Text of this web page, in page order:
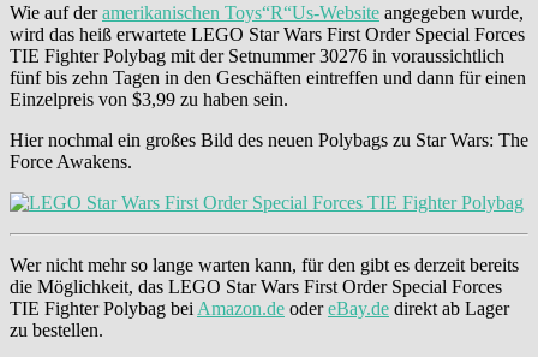
Wie auf deramerikanischen Toys“R“Us-Website angegeben wurde,
wird das heiß erwartete LEGO Star Wars First Order Special Forces
TIE Fighter Polybag mit der Setnummer 30276 in voraussichtlich
fünf bis zehn Tagen in den Geschäften eintreffen und dann für einen
Einzelpreis von $3,99 zu haben sein.
Hier nochmal ein großes Bild des neuen Polybags zu Star Wars: The
Force Awakens.
Wer nicht mehr so lange warten kann, für den gibt es derzeit bereits
die Möglichkeit, das LEGO Star Wars First Order Special Forces
TIE Fighter Polybag bei Amazon.de odereBay.de direkt ab Lager
zu bestellen.